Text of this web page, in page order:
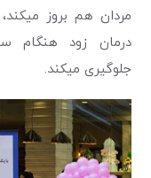
مردان هم بروز
درمان زود هنگام
جلوگيری میكند.